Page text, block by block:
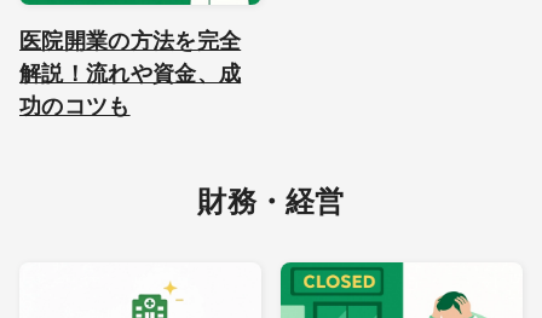
医院開業の方法を完全
解説！流れや資金、成
功のコツも
財務・経営